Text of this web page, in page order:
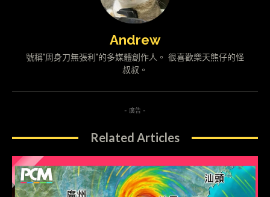
Andrew
號稱"周身刀無張利"的多媒體創作人。 很喜歡樂天熊仔的怪
叔叔。
- 廣告 -
Related Articles